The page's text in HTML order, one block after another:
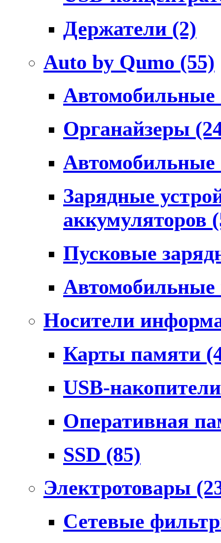
Держатели (2)
Auto by Qumo (55)
Органайзеры
Зарядные
аккумуляторов
Пусковые
Носители
Карты памяти
USB-
Оперативная
SSD (85)
Электротовары
Сетевые